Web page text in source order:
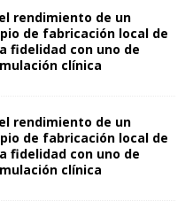
rendimiento de un
de fabricación local de
fidelidad con uno de
clínica
rendimiento de un
de fabricación local de
fidelidad con uno de
clínica